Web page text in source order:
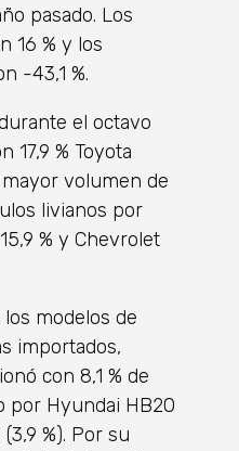
pasado. Los
16 % y los
-43,1 %.
el octavo
17,9 % Toyota
volumen de
livianos por
% y Chevrolet
modelos de
importados,
con 8,1 % de
por Hyundai HB20
%). Por su